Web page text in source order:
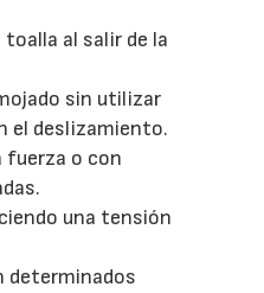
al salir de la
sin utilizar
el deslizamiento.
fuerza o con
una tensión
determinados